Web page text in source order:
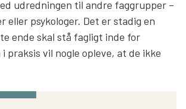
udredningen til andre faggrupper –
eller psykologer. Det er stadig en
ende skal stå fagligt inde for
praksis vil nogle opleve, at de ikke